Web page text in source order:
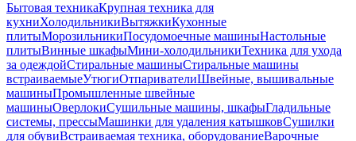
Бытовая техникаКрупная техника для
кухниХолодильникиВытяжкиКухонные
плитыМорозильникиПосудомоечные машиныНастольные
плитыВинные шкафыМини-холодильникиТехника для ухода
за одеждойСтиральные машиныСтиральные машины
встраиваемыеУтюгиОтпаривателиШвейные, вышивальные
машиныПромышленные швейные
машиныОверлокиСушильные машины, шкафыГладильные
системы, прессыМашинки для удаления катышковСушилки
для обувиВстраиваемая техника, оборудованиеВарочные